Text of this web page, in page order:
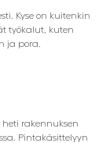
Kyse on kuitenkin
työkalut, kuten
ja pora.
rakennuksen
Pintakäsittelyyn